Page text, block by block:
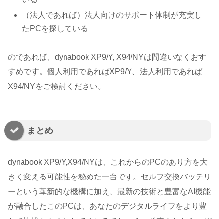
（法人であれば）法人向けのサポート体制が充実し
たPCを探している
のであれば、dynabook XP9/Y, X94/NYは間違いなくおす
すめです。個人利用であればXP9/Y、法人利用であれば
X94/NYをご検討ください。
まとめ
dynabook XP9/Y,X94/NYは、これからのPCのあり方を大
きく変える可能性を秘めた一台です。セルフ交換バッテリ
ーという革新的な機構に加え、最新の技術と豊富なAI機能
が融合したこのPCは、あなたのデジタルライフをより豊